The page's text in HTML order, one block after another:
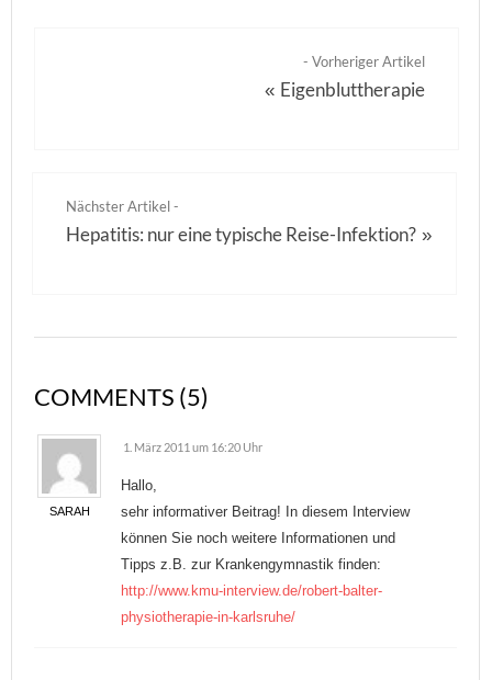
- Vorheriger Artikel
« Eigenbluttherapie
Nächster Artikel -
Hepatitis: nur eine typische Reise-Infektion? »
COMMENTS (5)
SARAH
1. März 2011 um 16:20 Uhr
Hallo,
sehr informativer Beitrag! In diesem Interview
können Sie noch weitere Informationen und
Tipps z.B. zur Krankengymnastik finden:
http://www.kmu-interview.de/robert-balter-
physiotherapie-in-karlsruhe/